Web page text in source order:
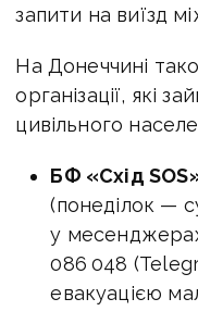
запити на виїзд
На Донеччині
організації, які
цивільного
БФ «Схід
(понеділок —
у
086 048
евакуацією